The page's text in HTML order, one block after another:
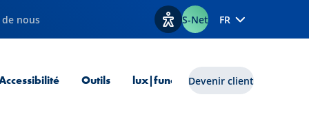
nous Afficher les options
S-Net FR
courante Outils lux|funds Devenir client